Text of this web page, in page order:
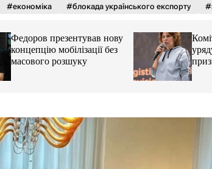
#економіка #блокада українського експорту
Федоров презентував нову
концепцію мобілізації без
масового розшуку